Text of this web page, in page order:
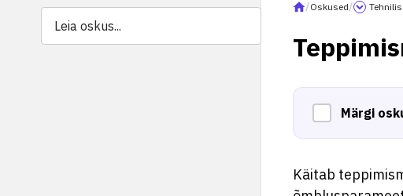
/Oskused/
Märgi
Käitab